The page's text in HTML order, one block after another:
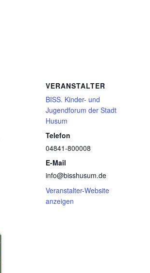
VERANSTALTER
BISS. Kinder- und
Jugendforum der Stadt
Husum
Telefon
04841-800008
E-Mail
info@bisshusum.de
Veranstalter-Website
anzeigen